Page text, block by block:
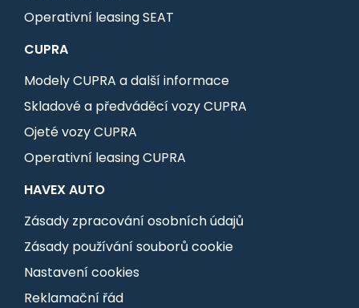
Operativní leasing SEAT
CUPRA
Modely CUPRA a další informace
Skladové a předváděcí vozy CUPRA
Ojeté vozy CUPRA
Operativní leasing CUPRA
HAVEX AUTO
Zásady zpracování osobních údajů
Zásady používání souborů cookie
Nastavení cookies
Reklamační řád